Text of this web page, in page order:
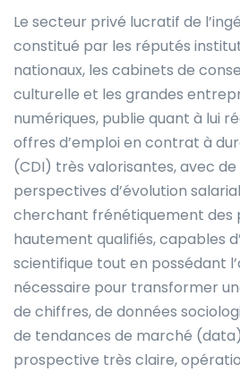
Le secteur privé lucratif de
constitué par les réputés
nationaux, les cabinets de
culturelle et les grandes
numériques, publie quant à lui
offres d’emploi en contrat à
(CDI) très valorisantes, avec
perspectives d’évolution
cherchant frénétiquement des
hautement qualifiés, capables
scientifique tout en possédant
nécessaire pour transformer
de chiffres, de données
de tendances de marché
prospective très claire,